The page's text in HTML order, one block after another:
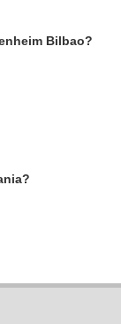
Bilbao?